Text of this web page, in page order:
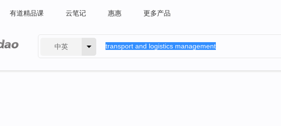
有道精品课 云笔记 惠惠 更多产品
中英